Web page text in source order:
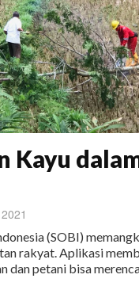
Kayu
(SOBI)
rakyat. Aplikasi
dan petani bisa